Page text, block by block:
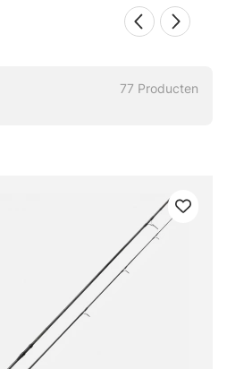
77 Producten